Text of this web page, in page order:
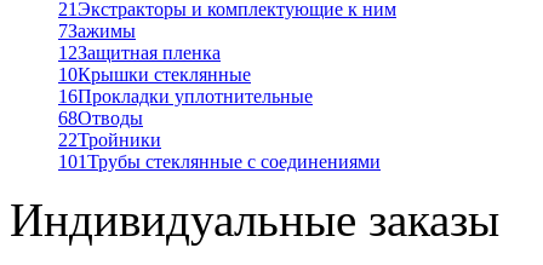
21Экстракторы и комплектующие к ним
7Зажимы
12Защитная пленка
10Крышки стеклянные
16Прокладки уплотнительные
68Отводы
22Тройники
101Трубы стеклянные с соединениями
Индивидуальные заказы